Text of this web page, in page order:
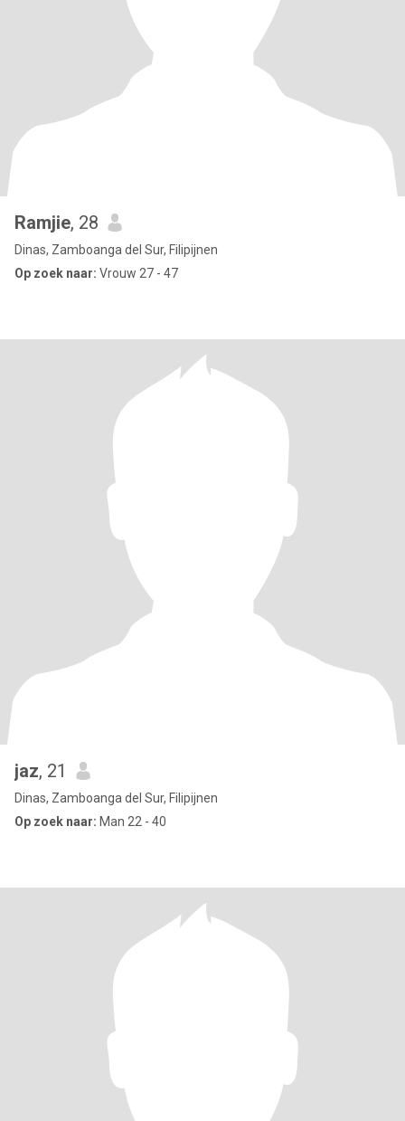
Ramjie, 28
Dinas, Zamboanga del Sur, Filipijnen
Op zoek naar: Vrouw 27 - 47
jaz, 21
Dinas, Zamboanga del Sur, Filipijnen
Op zoek naar: Man 22 - 40